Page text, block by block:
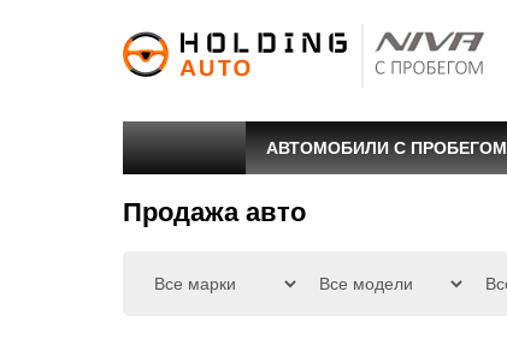
АВТОМОБИЛИ С ПРОБЕГОМ
Продажа авто